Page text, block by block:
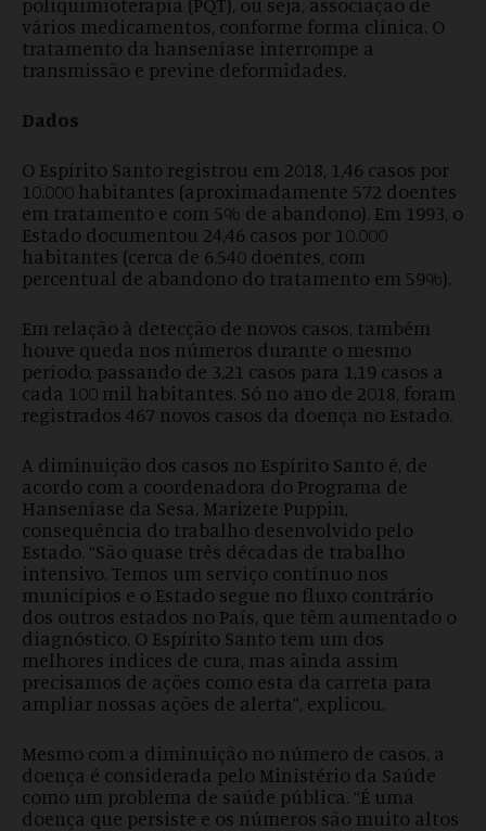
vários medicamentos, conforme forma clínica. O
tratamento da hanseníase interrompe a
transmissão e previne deformidades.
Dados
O Espírito Santo registrou em 2018, 1,46 casos por
10.000 habitantes (aproximadamente 572 doentes
em tratamento e com 5% de abandono). Em 1993, o
Estado documentou 24,46 casos por 10.000
habitantes (cerca de 6.540 doentes, com
percentual de abandono do tratamento em 59%).
Em relação à detecção de novos casos, também
houve queda nos números durante o mesmo
período, passando de 3,21 casos para 1,19 casos a
cada 100 mil habitantes. Só no ano de 2018, foram
registrados 467 novos casos da doença no Estado.
A diminuição dos casos no Espírito Santo é, de
acordo com a coordenadora do Programa de
Hanseníase da Sesa, Marizete Puppin,
consequência do trabalho desenvolvido pelo
Estado. “São quase três décadas de trabalho
intensivo. Temos um serviço contínuo nos
municípios e o Estado segue no fluxo contrário
dos outros estados no País, que têm aumentado o
diagnóstico. O Espírito Santo tem um dos
melhores índices de cura, mas ainda assim
precisamos de ações como esta da carreta para
ampliar nossas ações de alerta”, explicou.
Mesmo com a diminuição no número de casos, a
doença é considerada pelo Ministério da Saúde
como um problema de saúde pública. “É uma
doença que persiste e os números são muito altos